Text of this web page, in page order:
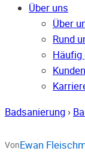
Über uns
Über
Rund
Häufig
Badsanierung ›
VonEwan